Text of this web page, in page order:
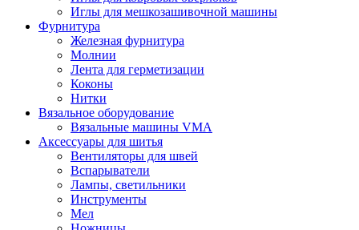
Иглы для мешкозашивочной машины
Фурнитура
Железная фурнитура
Молнии
Лента для герметизации
Коконы
Нитки
Вязальное оборудование
Вязальные машины VMA
Аксессуары для шитья
Вентиляторы для швей
Вспарыватели
Лампы, светильники
Инструменты
Мел